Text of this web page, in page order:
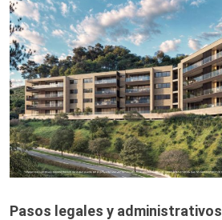
Pasos legales y administrativos